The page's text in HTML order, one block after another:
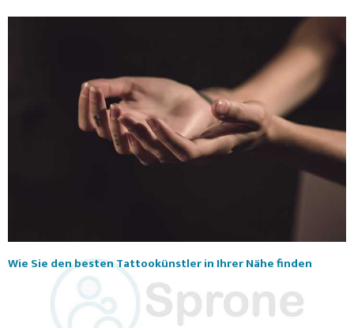
Wie Sie den besten Tattookünstler in Ihrer Nähe finden